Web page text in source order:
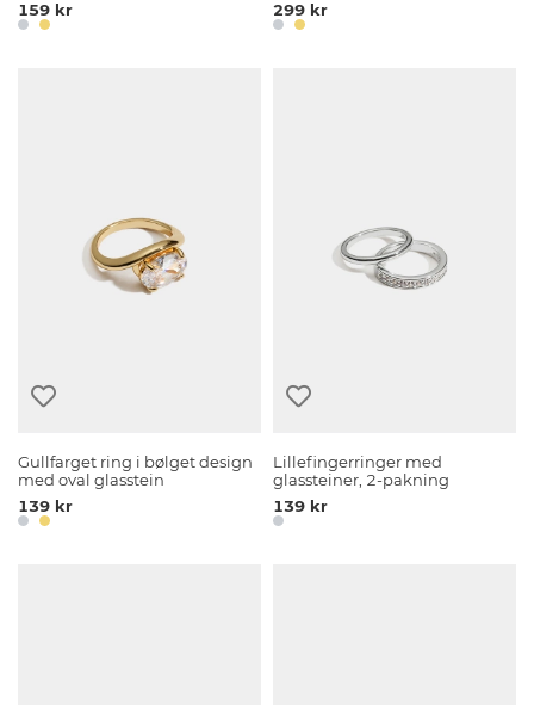
159 kr
299 kr
Gullfarget ring i bølget design
med oval glasstein
139 kr
Lillefingerringer med
glassteiner, 2-pakning
139 kr